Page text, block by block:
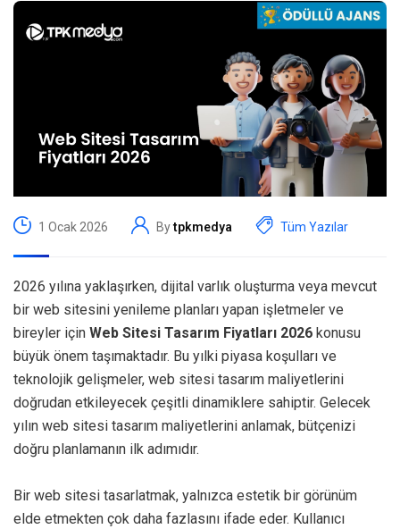
1 Ocak 2026 Bytpkmedya Tüm Yazılar
2026 yılına yaklaşırken, dijital varlık oluşturma veya mevcut
bir web sitesini yenileme planları yapan işletmeler ve
bireyler için Web Sitesi Tasarım Fiyatları 2026 konusu
büyük önem taşımaktadır. Bu yılki piyasa koşulları ve
teknolojik gelişmeler, web sitesi tasarım maliyetlerini
doğrudan etkileyecek çeşitli dinamiklere sahiptir. Gelecek
yılın web sitesi tasarım maliyetlerini anlamak, bütçenizi
doğru planlamanın ilk adımıdır.
Bir web sitesi tasarlatmak, yalnızca estetik bir görünüm
elde etmekten çok daha fazlasını ifade eder. Kullanıcı